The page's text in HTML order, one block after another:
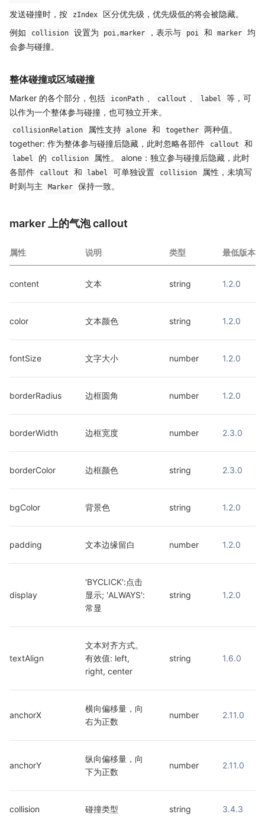
发送碰撞时，按 zIndex
区分优先级，优先级低的将会被隐藏。
例如
collision 设置为 poi,marker ，表示与 poi 和 marker
均
会参与碰撞。
整体碰撞或区域碰撞
Marker 的各个部分，包括 iconPath callout label
等，可
以作为一个整体参与碰撞，也可独立开来。
collisionRelation 属性支持 alone 和 together
两种值。
together: 作为整体参与碰撞后隐藏，此时忽略各部件
callout 和
label 的 collision
属性。 alone：独立参与碰撞后隐藏，此时
各部件
callout 和 label 可单独设置 collision
属性，未填写
时则与主
Marker 保持一致。
marker 上的气泡 callout
属性 说明 类型 最低版本
content 文本 string 1.2.0
color 文本颜色 string 1.2.0
fontSize 文字大小 number 1.2.0
borderRadius 边框圆角 number 1.2.0
borderWidth 边框宽度 number 2.3.0
borderColor 边框颜色 string 2.3.0
bgColor 背景色 string 1.2.0
padding 文本边缘留白 number 1.2.0
display
'BYCLICK':点击
显示; 'ALWAYS':
常显
string 1.2.0
textAlign
文本对齐方式。
有效值: left,
right, center
string 1.6.0
anchorX
横向偏移量，向
右为正数
number 2.11.0
anchorY
纵向偏移量，向
下为正数
number 2.11.0
collision 碰撞类型 string 3.4.3